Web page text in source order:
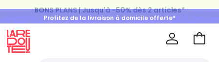
Profitez de la livraison à domicile offerte*
sur tous vos achats Mode & Maison
Aller